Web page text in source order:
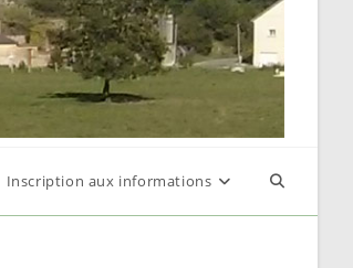
Inscription aux informations Toggle